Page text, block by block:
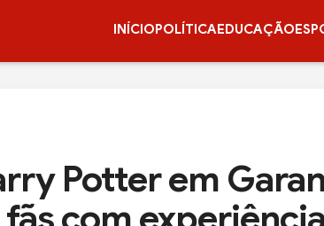
INÍCIOPOLÍTICAEDUCAÇÃO
Potter em